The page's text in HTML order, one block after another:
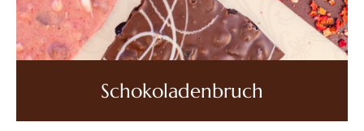
Schokoladenbruch